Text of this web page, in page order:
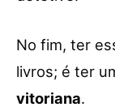
No fim, ter
livros; é ter
vitoriana.